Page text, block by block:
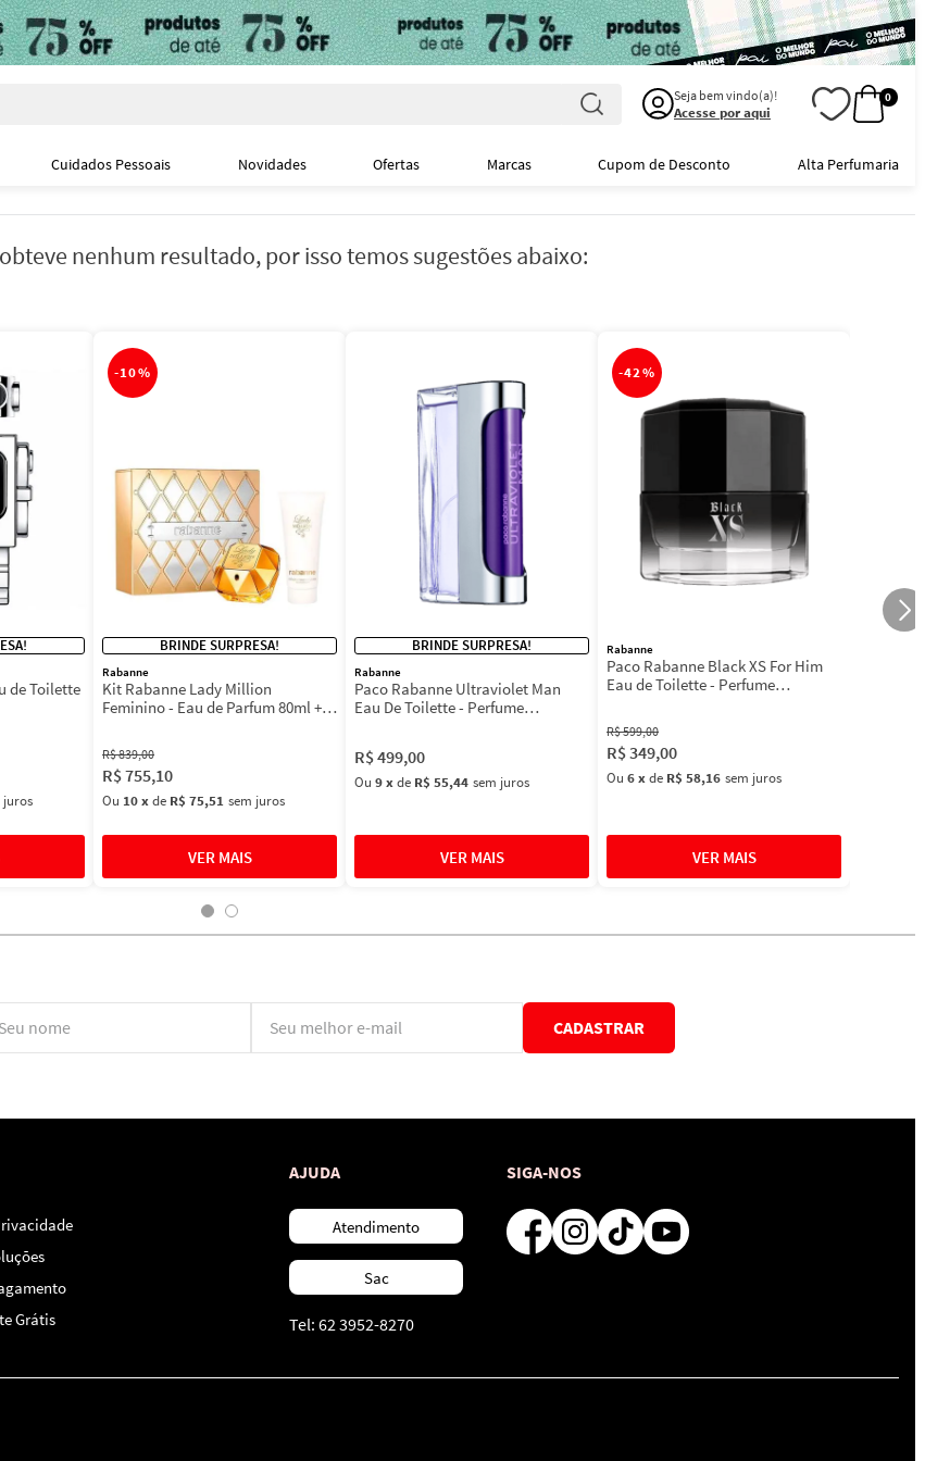
Seja bem vindo(a)!
Acesse por aqui
0
Cuidados Pessoais Novidades Ofertas Marcas Cupom de Desconto Alta Perfumaria
nenhum resultado, por isso temos sugestões abaixo:
de Toilette
juros
-10%
BRINDE SURPRESA!
Rabanne
Kit Rabanne Lady Million
Feminino - Eau de Parfum 80ml +
R$839,00
R$755,10
Ou 10xde R$ 75,51 sem juros
BRINDE SURPRESA!
Rabanne
Paco Rabanne Ultraviolet Man
Eau De Toilette - Perfume
R$499,00
Ou 9xde R$ 55,44 sem juros
-42%
Rabanne
Paco Rabanne Black XS For Him
Eau de Toilette - Perfume
R$599,00
R$349,00
Ou 6xde R$ 58,16 sem juros
CADASTRAR
Grátis
AJUDA
Atendimento
Sac
Tel: 62 3952-8270
SIGA-NOS